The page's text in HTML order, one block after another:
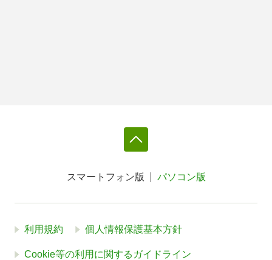
スマートフォン版 パソコン版
利用規約 個人情報保護基本方針
Cookie等の利用に関するガイドライン